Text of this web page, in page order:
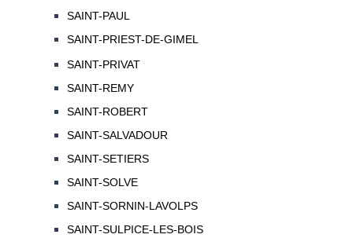
SAINT-PAUL
SAINT-PRIEST-DE-GIMEL
SAINT-PRIVAT
SAINT-REMY
SAINT-ROBERT
SAINT-SALVADOUR
SAINT-SETIERS
SAINT-SOLVE
SAINT-SORNIN-LAVOLPS
SAINT-SULPICE-LES-BOIS